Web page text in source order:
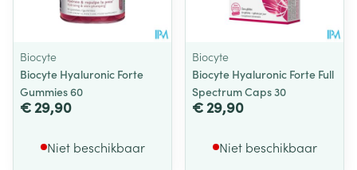
Biocyte
Biocyte Hyaluronic Forte
Gummies 60
€ 29,90
Niet beschikbaar
Biocyte
Biocyte Hyaluronic Forte Full
Spectrum Caps 30
€ 29,90
Niet beschikbaar